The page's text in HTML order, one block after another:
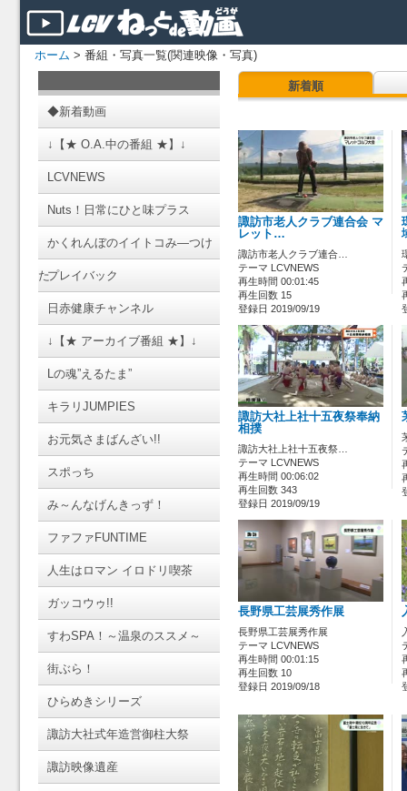
ホーム > 番組・写真一覧(関連映像・写真)
◆新着動画
↓【★ O.A.中の番組 ★】↓
LCVNEWS
Nuts！日常にひと味プラス
かくれんぼのイイトコみ―つけ
たプレイバック
日赤健康チャンネル
↓【★ アーカイブ番組 ★】↓
Lの魂”えるたま”
キラリJUMPIES
お元気さまばんざい!!
スポっち
み～んなげんきっず！
ファファFUNTIME
人生はロマン イロドリ喫茶
ガッコウゥ!!
すわSPA！～温泉のススメ～
街ぶら！
ひらめきシリーズ
諏訪大社式年造営御柱大祭
諏訪映像遺産
新着順
諏訪市老人クラブ連合会 マ
レット…
諏訪市老人クラブ連合…
テーマ LCVNEWS
再生時間 00:01:45
再生回数 15
登録日 2019/09/19
諏訪大社上社十五夜祭奉納
相撲
諏訪大社上社十五夜祭…
テーマ LCVNEWS
再生時間 00:06:02
再生回数 343
登録日 2019/09/19
長野県工芸展秀作展
長野県工芸展秀作展
テーマ LCVNEWS
再生時間 00:01:15
再生回数 10
登録日 2019/09/18